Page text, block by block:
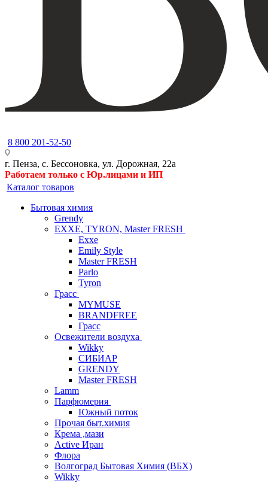
8 800 201-52-50
г. Пенза, с. Бессоновка, ул. Дорожная, 22а
Работаем только с Юр.лицами и ИП
Каталог товаров
Бытовая химия
Grendy
EXXE, TYRON, Master FRESH
Exxe
Emily Style
Master FRESH
Parlo
Tyron
Грасс
MYMUSE
BRANDFREE
Грасс
Освежители воздуха
Wikky
СИБИАР
GRENDY
Master FRESH
Lamm
Парфюмерия
Южный поток
Прочая быт.химия
Крема ,мази
Аctive Иран
Флора
Волгоград Бытовая Химия (ВБХ)
Wikky